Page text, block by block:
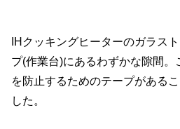
IHクッキングヒーターのガラス
プ(作業台)にあるわずかな隙間
を防止するためのテープがある
した。